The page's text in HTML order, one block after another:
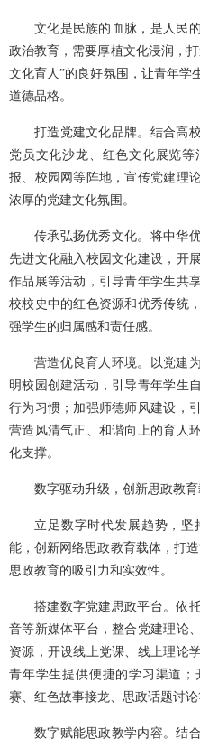
文化是民族的血脉，是人民
政治教育，需要厚植文化浸润，
文化育人”的良好氛围，让青年学
道德品格。
打造党建文化品牌。结合高
党员文化沙龙、红色文化展览
报、校园网等阵地，宣传党建理
浓厚的党建文化氛围。
传承弘扬优秀文化。将中华
先进文化融入校园文化建设，开
作品展等活动，引导青年学生共
校校史中的红色资源和优秀传统
强学生的归属感和责任感。
营造优良育人环境。以党建
明校园创建活动，引导青年学生
行为习惯；加强师德师风建设，
营造风清气正、和谐向上的育人
化支撑。
数字驱动升级，创新思政教
立足数字时代发展趋势，
能，创新网络思政教育载体，打
思政教育的吸引力和实效性。
搭建数字党建思政平台。依
音等新媒体平台，整合党建理论
资源，开设线上党课、线上理论
青年学生提供便捷的学习渠道
赛、红色故事接龙、思政话题讨论
数字赋能思政教学内容。结